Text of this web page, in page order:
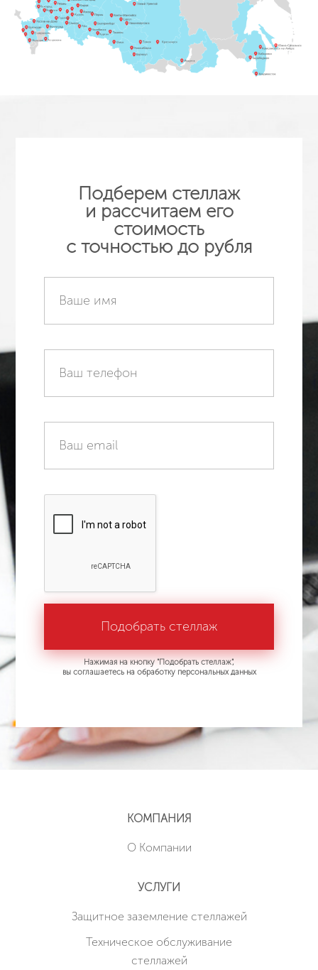
Подберем стеллаж
и рассчитаем его
стоимость
с точностью до рубля
Нажимая на кнопку "Подобрать стеллаж",
вы соглашаетесь на обработку персональных данных
КОМПАНИЯ
О Компании
УСЛУГИ
Защитное заземление стеллажей
Техническое обслуживание
стеллажей